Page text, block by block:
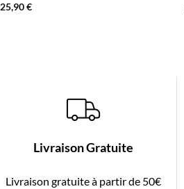
25,90€
Livraison Gratuite
Livraison gratuite à partir de 50€